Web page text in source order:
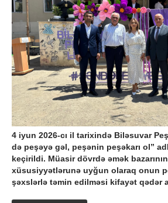
4 iyun 2026-cı il tarixində Biləsuvar
də peşəyə gəl, peşənin peşəkarı ol”
keçirildi. Müasir dövrdə əmək
xüsusiyyətlərunə uyğun olaraq onun
şəxslərlə təmin edilməsi kifayət qədər